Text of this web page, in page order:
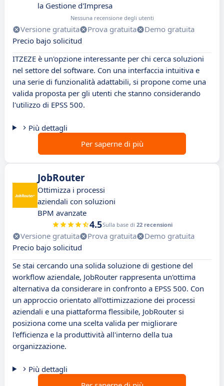
la Gestione d'Impresa
Nessuna recensione degli utenti
Versione gratuita Prova gratuita
Demo gratuita
Precio bajo solicitud
ITZEZE è un'opzione interessante per chi cerca soluzioni
nel settore del software. Con una interfaccia intuitiva e
una serie di funzionalità adattabili, si propone come una
valida proposta per gli utenti che stanno considerando
l'utilizzo di EPSS 500.
Più dettagli
Per saperne di più
JobRouter
Ottimizza i processi
aziendali con soluzioni
BPM avanzate
4.5Sulla base di 22 recensioni
Versione gratuita Prova gratuita
Demo gratuita
Precio bajo solicitud
Se stai cercando una solida soluzione di gestione del
workflow aziendale, JobRouter rappresenta un'ottima
alternativa da considerare in confronto a EPSS 500. Con
un approccio orientato all'ottimizzazione dei processi
aziendali e una piattaforma flessibile, JobRouter si
posiziona come una scelta valida per migliorare
l'efficienza e la produttività all'interno della tua
organizzazione.
Più dettagli